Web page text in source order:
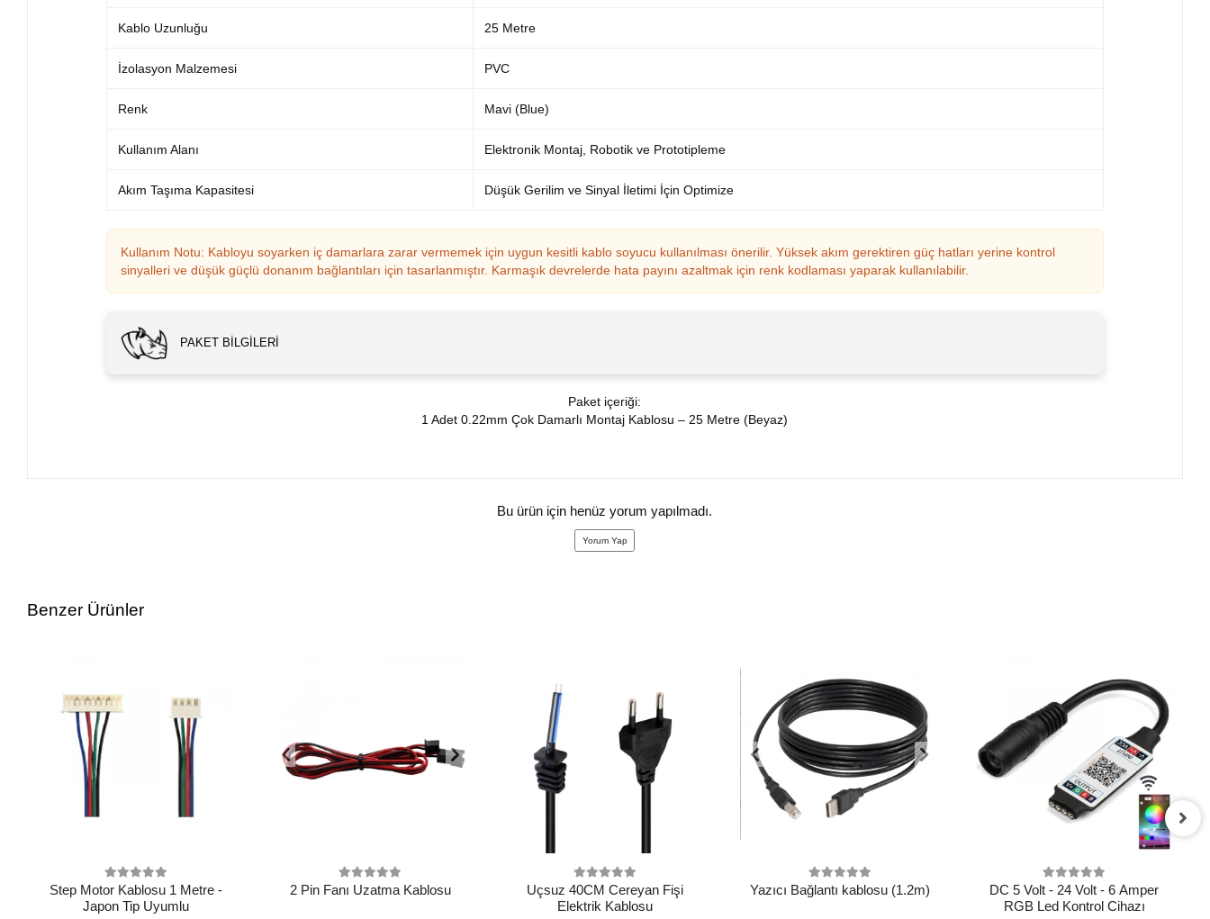
Kablo Uzunluğu 25 Metre
İzolasyon Malzemesi PVC
Renk Mavi (Blue)
Kullanım Alanı Elektronik Montaj, Robotik ve Prototipleme
Akım Taşıma Kapasitesi Düşük Gerilim ve Sinyal İletimi İçin Optimize
Kullanım Notu: Kabloyu soyarken iç damarlara zarar vermemek için uygun kesitli kablo soyucu kullanılması önerilir. Yüksek akım gerektiren güç hatları yerine kontrol
sinyalleri ve düşük güçlü donanım bağlantıları için tasarlanmıştır. Karmaşık devrelerde hata payını azaltmak için renk kodlaması yaparak kullanılabilir.
PAKET BILGILERI
Paket içeriği:
1 Adet 0.22mm Çok Damarlı Montaj Kablosu – 25 Metre (Beyaz)
Bu ürün için henüz yorum yapılmadı.
Yorum Yap
Benzer Ürünler
Step Motor Kablosu 1 Metre -
Japon Tip Uyumlu
2 Pin Fanı Uzatma Kablosu
Uçsuz 40CM Cereyan Fişi
Elektrik Kablosu
Yazıcı Bağlantı kablosu (1.2m)
DC 5 Volt - 24 Volt - 6 Amper
RGB Led Kontrol Cihazı